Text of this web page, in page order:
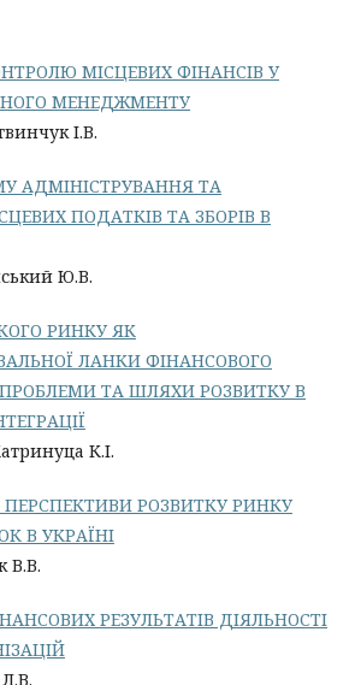
МІСЦЕВИХ ФІНАНСІВ У
МЕНЕДЖМЕНТУ
І.В.
АДМІНІСТРУВАННЯ ТА
ПОДАТКІВ ТА ЗБОРІВ В
Ю.В.
РИНКУ ЯК
ЛАНКИ ФІНАНСОВОГО
ТА ШЛЯХИ РОЗВИТКУ В
К.І.
РОЗВИТКУ РИНКУ
В УКРАЇНІ
В.В.
РЕЗУЛЬТАТІВ ДІЯЛЬНОСТІ